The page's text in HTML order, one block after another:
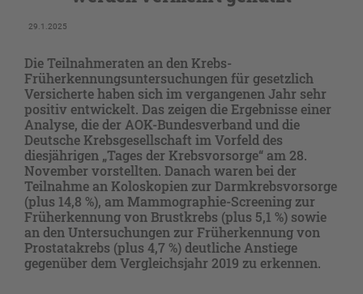
29.1.2025
Die Teilnahmeraten an den Krebs-
Früherkennungsuntersuchungen für gesetzlich
Versicherte haben sich im vergangenen Jahr sehr
positiv entwickelt. Das zeigen die Ergebnisse einer
Analyse, die der AOK-Bundesverband und die
Deutsche Krebsgesellschaft im Vorfeld des
diesjährigen „Tages der Krebsvorsorge“ am 28.
November vorstellten. Danach waren bei der
Teilnahme an Koloskopien zur Darmkrebsvorsorge
(plus 14,8 %), am Mammographie-Screening zur
Früherkennung von Brustkrebs (plus 5,1 %) sowie
an den Untersuchungen zur Früherkennung von
Prostatakrebs (plus 4,7 %) deutliche Anstiege
gegenüber dem Vergleichsjahr 2019 zu erkennen.